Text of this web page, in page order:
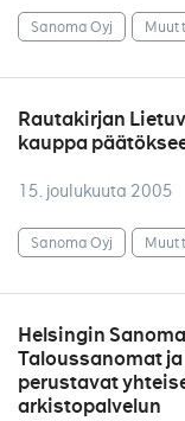
Sanoma Oyj Muut
Rautakirjan
kauppa
15. joulukuuta 2005
Sanoma Oyj Muut
Helsingin
Taloussanomat
perustavat
arkistopalvelun